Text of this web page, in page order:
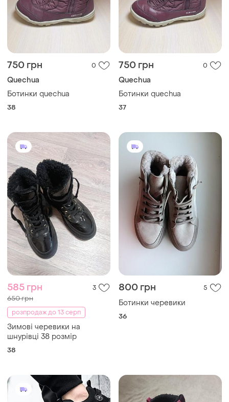
750 грн 0
Quechua
Ботинки quechua
38
750 грн 0
Quechua
Ботинки quechua
37
585 грн 3
650 грн
розпродаж до 13 серп
Зимові черевики на
шнурівці 38 розмір
38
800 грн 5
Ботинки черевики
36